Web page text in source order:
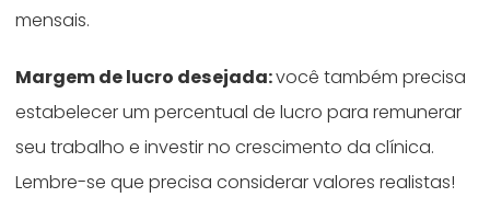
mensais.
Margem de lucro desejada:você também precisa
estabelecer um percentual de lucro para remunerar
seu trabalho e investir no crescimento da clínica.
Lembre-se que precisa considerar valores realistas!